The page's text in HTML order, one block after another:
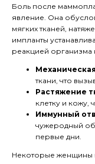
Боль после
явление. Она
мягких тканей,
импланты
реакцией
ткани, что
Растяжение
клетку и кожу,
Иммунный
чужеродный
первые дни.
Некоторые женщины